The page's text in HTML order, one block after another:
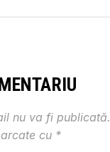
nu va fi publicată.
cu *